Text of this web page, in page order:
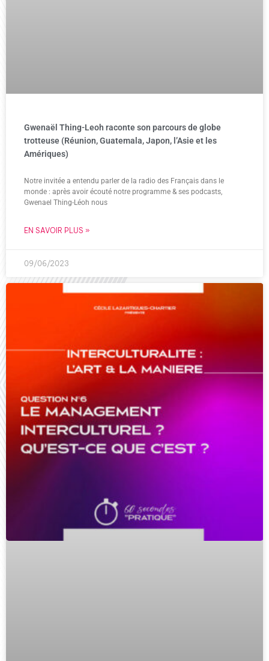
Gwenaël Thing-Leoh raconte son parcours de globe
trotteuse (Réunion, Guatemala, Japon, l’Asie et les
Amériques)
Notre invitée a entendu parler de la radio des Français dans le
monde : après avoir écouté notre programme & ses podcasts,
Gwenael Thing-Léoh nous
EN SAVOIR PLUS »
09/06/2023